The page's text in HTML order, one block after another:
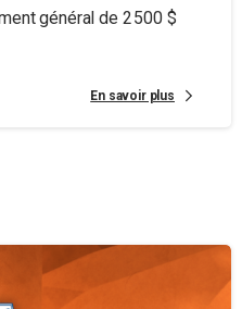
général de 2 500 $
En savoir plus